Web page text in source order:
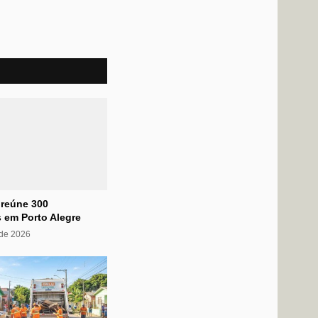
300
Porto Alegre
2026